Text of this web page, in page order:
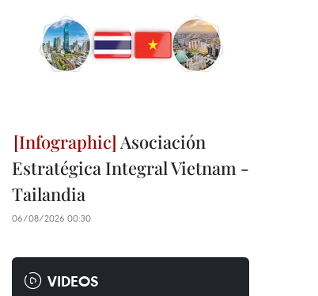
Asociación
Estratégica Integral Vietnam -
Tailandia
06/08/2026 00:30
VIDEOS